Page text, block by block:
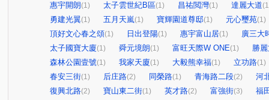
惠宇開朗(1) 太子雲世紀B區(1) 昌祐閲灣(1) 達麗大道
勇建光翼(1) 五月天嵐(1) 寶輝園道尊邸(1) 元心璽苑(1)
頂好文心春之頌(1) 日出登陽(1) 惠宇富山居(1)
廣三大
太子國寶大廈(1) 舜元境朗(1) 富旺天際W ONE(1)
勝
森林公園壹號(1) 我家天廈(1) 大毅熊幸福(1) 立功路(1)
春安三街(1) 后庄路(2) 同榮路(1) 青海路二段(2)
河
復興北路(2) 寶山東二街(1) 英才路(2) 富強街(3)
福